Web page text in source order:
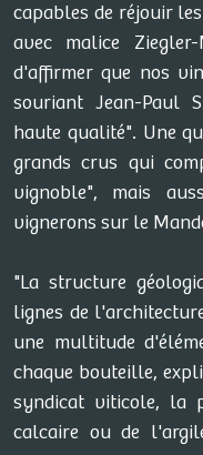
capables de réjouir
avec malice
d'affirmer que nos
souriant Jean-Paul
haute qualité". Une
grands crus qui
vignoble", mais
vignerons sur le
"La structure
lignes de
une multitude
chaque bouteille,
syndicat viticole, la
calcaire ou de